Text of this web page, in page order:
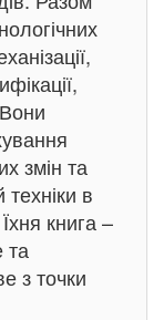
змін та
в
книга –
та
з точки